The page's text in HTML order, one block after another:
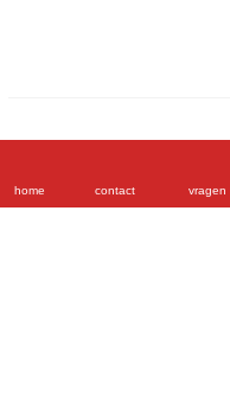
home contact vragen